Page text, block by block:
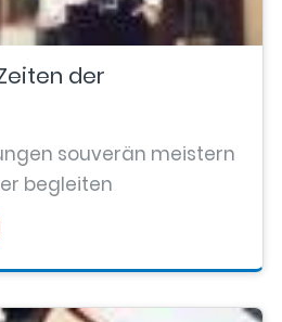
der
souverän meistern
begleiten